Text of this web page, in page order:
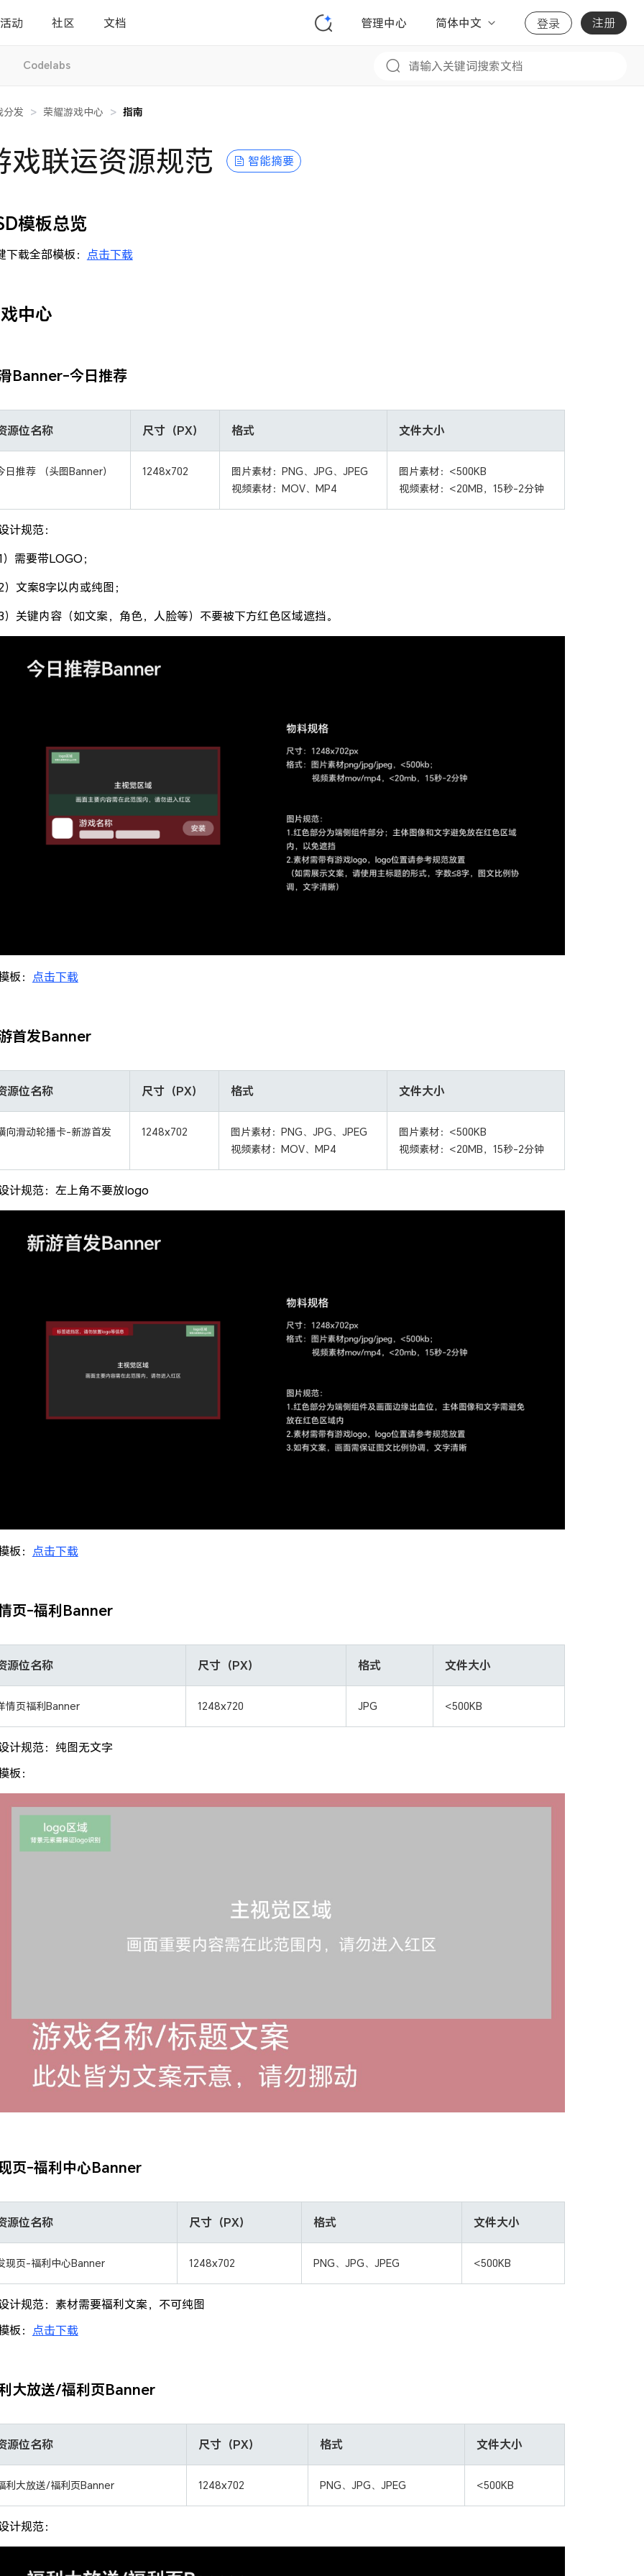
活动 社区 文档 管理中心 简体中文 登录 注册
Codelabs
分发 > 荣耀游戏中心 > 指南
戏联运资源规范 智能摘要
模板总览
下载全部模板： 点击下载
中心
Banner-今日推荐
源位名称 尺寸（PX） 格式 文件大小
日推荐 （头图Banner） 1248x702
图片素材：PNG、JPG、JPEG
视频素材：MOV、MP4
图片素材：<500KB
视频素材：<20MB，15秒-2分钟
计规范：
）需要带LOGO；
）文案8字以内或纯图；
）关键内容（如文案，角色，人脸等）不要被下方红色区域遮挡。
板： 点击下载
首发Banner
源位名称 尺寸（PX） 格式 文件大小
向滑动轮播卡-新游首发 1248x702
图片素材：PNG、JPG、JPEG
视频素材：MOV、MP4
图片素材：<500KB
视频素材：<20MB，15秒-2分钟
计规范：左上角不要放logo
板： 点击下载
页-福利Banner
源位名称 尺寸（PX） 格式 文件大小
情页福利Banner 1248x720 JPG <500KB
计规范：纯图无文字
板：
页-福利中心Banner
源位名称 尺寸（PX） 格式 文件大小
现页-福利中心Banner 1248x702 PNG、JPG、JPEG <500KB
计规范：素材需要福利文案，不可纯图
板：
点击下载
大放送/福利页Banner
源位名称 尺寸（PX） 格式 文件大小
利大放送/福利页Banner 1248x702 PNG、JPG、JPEG <500KB
计规范：